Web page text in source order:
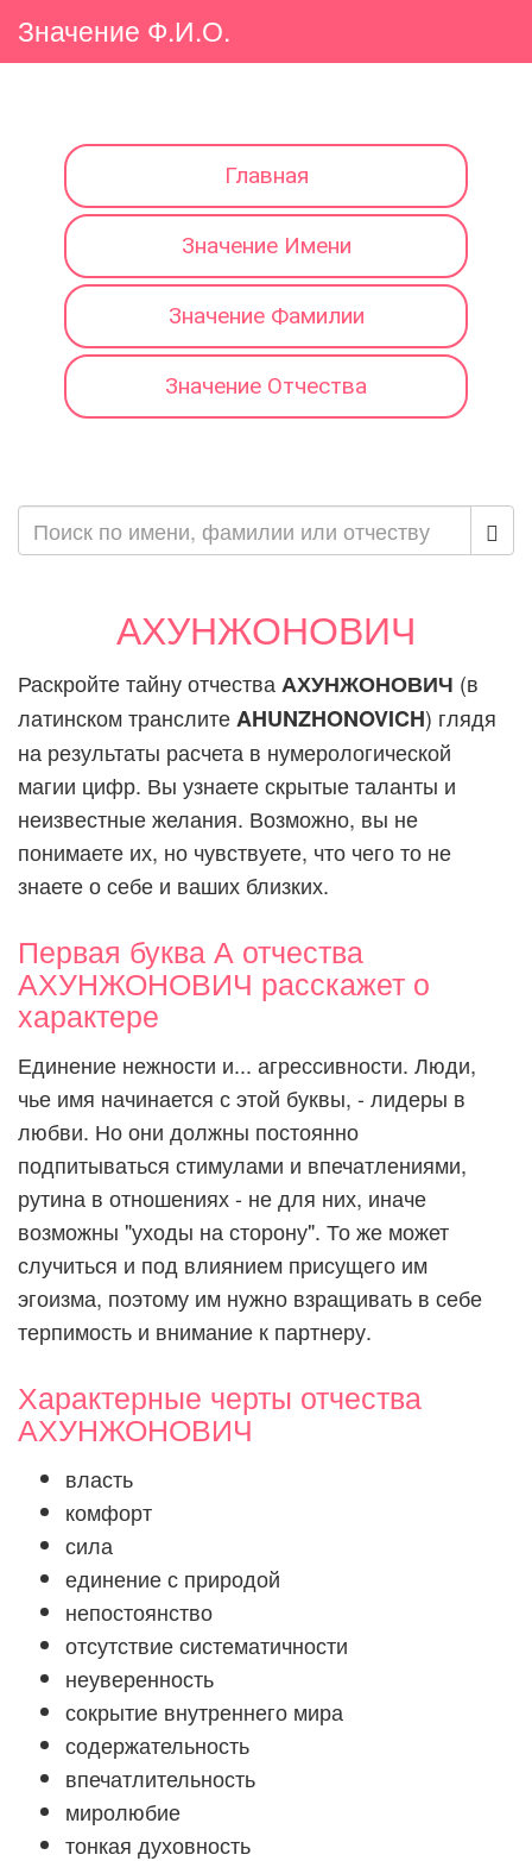
Значение Ф.И.О.
Главная
Значение Имени
Значение Фамилии
Значение Отчества
АХУНЖОНОВИЧ
Раскройте тайну отчества АХУНЖОНОВИЧ (в
латинском транслитеAHUNZHONOVICH) глядя
на результаты расчета в нумерологической
магии цифр. Вы узнаете скрытые таланты и
неизвестные желания. Возможно, вы не
понимаете их, но чувствуете, что чего то не
знаете о себе и ваших близких.
Первая буква А отчества
АХУНЖОНОВИЧ расскажет о
характере
Единение нежности и... агрессивности. Люди,
чье имя начинается с этой буквы, - лидеры в
любви. Но они должны постоянно
подпитываться стимулами и впечатлениями,
рутина в отношениях - не для них, иначе
возможны "уходы на сторону". То же может
случиться и под влиянием присущего им
эгоизма, поэтому им нужно взращивать в себе
терпимость и внимание к партнеру.
Характерные черты отчества
АХУНЖОНОВИЧ
власть
комфорт
сила
единение с природой
непостоянство
отсутствие систематичности
неуверенность
сокрытие внутреннего мира
содержательность
впечатлительность
миролюбие
тонкая духовность